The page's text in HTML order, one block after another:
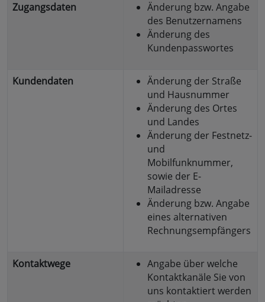
Zugangsdaten
Änderung bzw. Angabe
des Benutzernamens
Änderung des
Kundenpasswortes
Kundendaten Änderung der Straße
und Hausnummer
Änderung des Ortes
und Landes
Änderung der Festnetz-
und
Mobilfunknummer,
sowie der E-
Mailadresse
Änderung bzw. Angabe
eines alternativen
Rechnungsempfängers
Kontaktwege
Angabe über welche
Kontaktkanäle Sie von
uns kontaktiert werden